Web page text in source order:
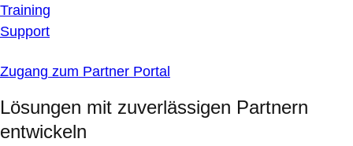
Training
Support
Zugang zum Partner Portal
Lösungen mit zuverlässigen Partnern
entwickeln